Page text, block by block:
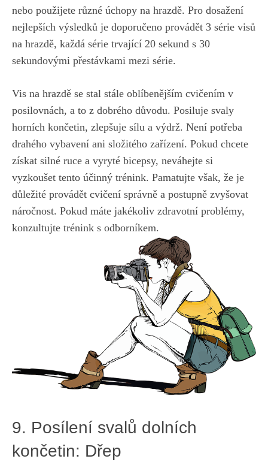
nebo použijete různé úchopy na hrazdě. Pro dosažení
nejlepších výsledků je doporučeno provádět 3 série visů
na⁤ hrazdě, každá série trvající 20 sekund ‌s 30
sekundovými přestávkami mezi ⁤série.
Vis⁤ na⁢ hrazdě se ⁢stal stále oblíbenějším cvičením v
posilovnách, a to z dobrého ⁤důvodu. Posiluje​ svaly
horních⁢ končetin, ⁣zlepšuje sílu a výdrž. ‌Není potřeba
drahého​ vybavení ani složitého zařízení. Pokud ⁤chcete
získat‍ silné ruce​ a ⁢vyryté​ bicepsy, ‌neváhejte si
⁤vyzkoušet ‍tento‍ účinný trénink. Pamatujte však, že je
důležité provádět cvičení správně a ‍postupně zvyšovat
náročnost. Pokud máte jakékoliv zdravotní ‍problémy,
konzultujte trénink s odborníkem.
9. Posílení svalů dolních
končetin: Dřep